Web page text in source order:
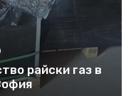
райски газ в